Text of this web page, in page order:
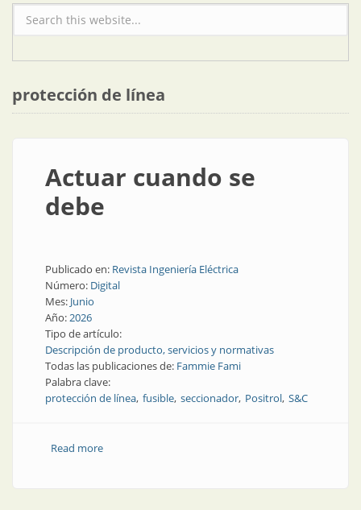
Formulario de búsqueda
protección de línea
Actuar cuando se
debe
Publicado en: Revista Ingeniería Eléctrica
Número: Digital
Mes: Junio
Año:2026
Tipo de artículo:
Descripción de producto, servicios y normativas
Todas las publicaciones de: Fammie Fami
Palabra clave:
protección de línea fusible seccionador Positrol S&C
Read moreabout Actuar cuando se debe